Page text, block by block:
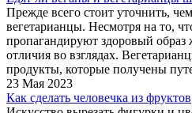
Прежде всего стоит уточнить,
вегетарианцы. Несмотря на то,
пропагандируют здоровый
отличия во взглядах.
продукты, которые получены
23 Мая 2023
Как сделать человечка из фруктов